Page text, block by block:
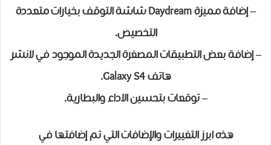
– إضافة مميزة Daydream شاشة التوقف بخيارات متعددة
التخصيص.
– إضافة بعض التطبيقات المصغرة الجديدة الموجود في لانشر
هاتف Galaxy S4.
– توقعات بتحسين الاداء والبطارية.
هذه ابرز التغييرات والإضافات التي تم إضافتها في